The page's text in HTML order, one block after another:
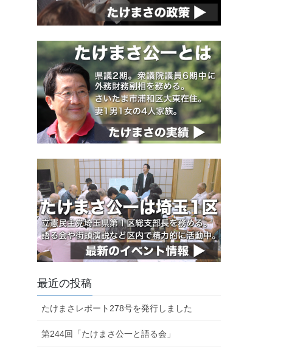
最近の投稿
たけまさレポート278号を発行しました
第244回「たけまさ公一と語る会」